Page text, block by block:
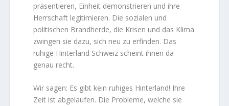
präsentieren, Einheit demonstrieren und ihre
Herrschaft legitimieren. Die sozialen und
politischen Brandherde, die Krisen und das Klima
zwingen sie dazu, sich neu zu erfinden. Das
ruhige Hinterland Schweiz scheint ihnen da
genau recht.
Wir sagen: Es gibt kein ruhiges Hinterland! Ihre
Zeit ist abgelaufen. Die Probleme, welche sie